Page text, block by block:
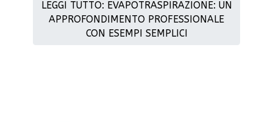
LEGGI TUTTO: EVAPOTRASPIRAZIONE: UN
APPROFONDIMENTO PROFESSIONALE
CON ESEMPI SEMPLICI